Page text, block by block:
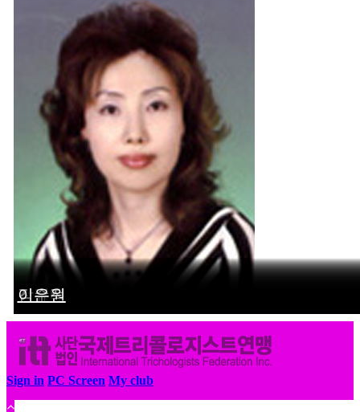
이미선
장수완
장희윤
김효정
나은주
전정애
김근배
장유정
김수정
이은원
Sign in PC Screen My club